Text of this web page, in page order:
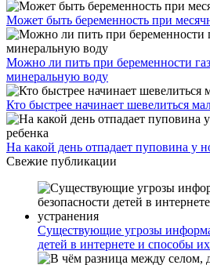
Может быть беременность при
Можно ли пить при беременности
минеральную воду
Кто быстрее начинает шевелиться
На какой день отпадает пуповина у
Свежие публикации
Существующие угрозы
детей в интернете и способы